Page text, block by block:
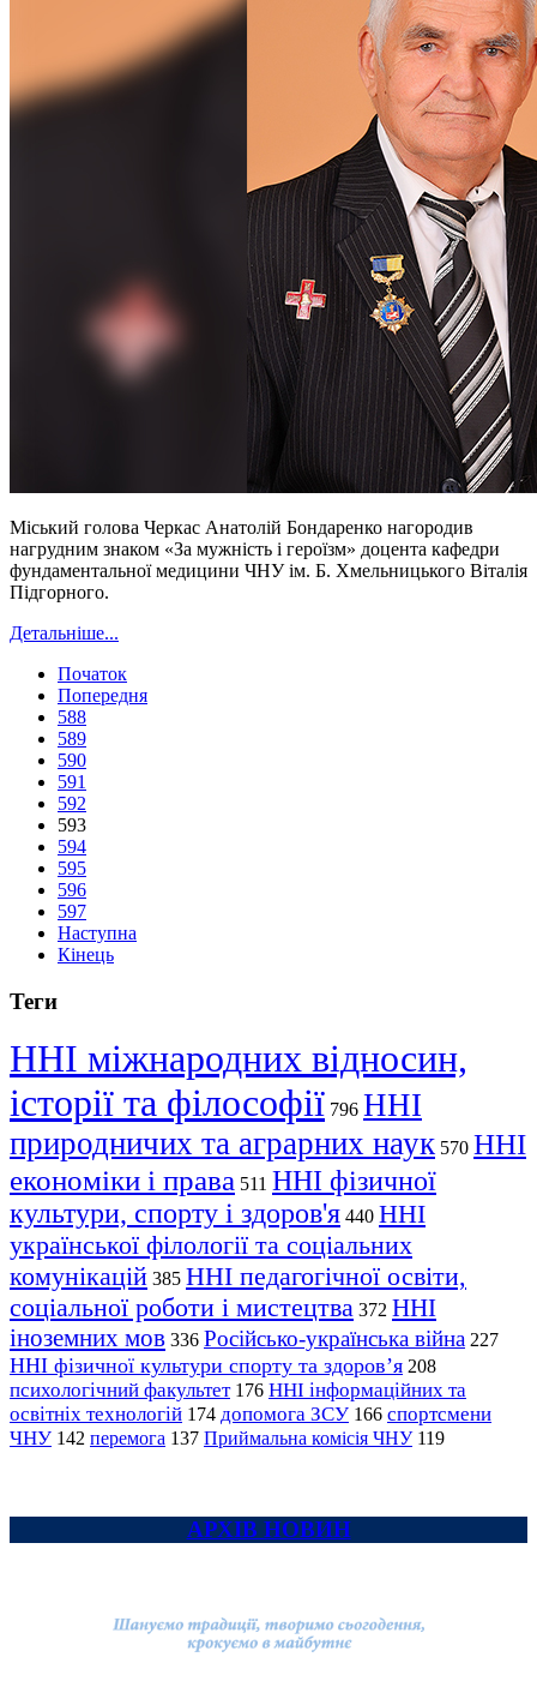
Міський голова Черкас Анатолій Бондаренко нагородив
нагрудним знаком «За мужність і героїзм» доцента кафедри
фундаментальної медицини ЧНУ ім. Б. Хмельницького Віталія
Підгорного.
Детальніше...
Початок
Попередня
588
589
590
591
592
593
594
595
596
597
Наступна
Кінець
Теги
ННІ міжнародних відносин,
історії та філософії 796 ННІ
природничих та аграрних наук 570 ННІ
економіки і права 511 ННІ фізичної
культури, спорту і здоров'я 440 ННІ
української філології та соціальних
комунікацій 385 ННІ педагогічної освіти,
соціальної роботи і мистецтва 372 ННІ
іноземних мов 336 Російсько-українська війна 227
ННІ фізичної культури спорту та здоров’я 208
психологічний факультет 176 ННІ інформаційних та
освітніх технологій 174 допомога ЗСУ 166 спортсмени
ЧНУ 142 перемога 137 Приймальна комісія ЧНУ 119
АРХІВ НОВИН